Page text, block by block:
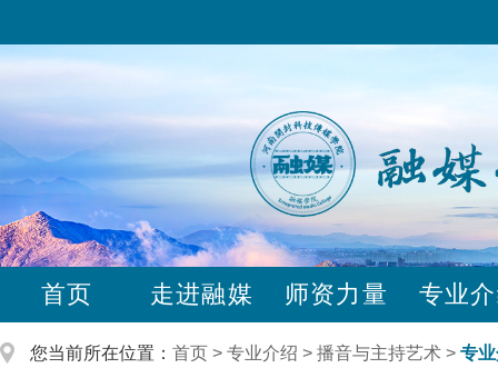
首页 走进融媒 师资力量 专业
您当前所在位置： 首页 专业介绍 播音与主持艺术 专